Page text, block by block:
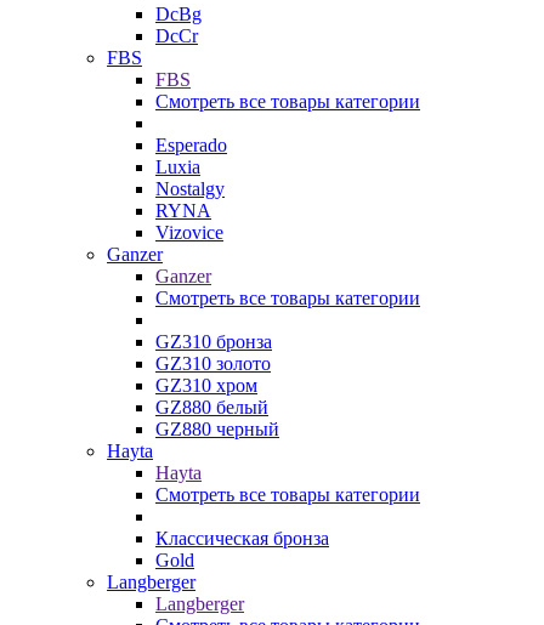
DcBg
DcCr
FBS
FBS
Смотреть все товары категории
Esperado
Luxia
Nostalgy
RYNA
Vizovice
Ganzer
Ganzer
Смотреть все товары категории
GZ310 бронза
GZ310 золото
GZ310 хром
GZ880 белый
GZ880 черный
Hayta
Hayta
Смотреть все товары категории
Классическая бронза
Gold
Langberger
Langberger